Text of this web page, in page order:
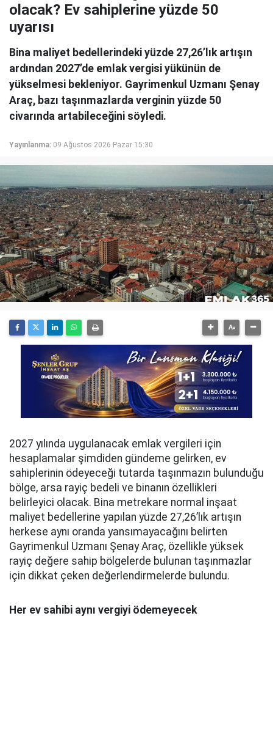
olacak? Ev sahiplerine yüzde 50
uyarısı
Bina maliyet bedellerindeki yüzde 27,26’lık artışın
ardından 2027’de emlak vergisi yükünün de
yükselmesi bekleniyor. Gayrimenkul Uzmanı Şenay
Araç, bazı taşınmazlarda verginin yüzde 50
civarında artabileceğini söyledi.
Yayınlanma: 09 Ağustos 2026 Pazar 15:30
2027 yılında uygulanacak emlak vergileri için
hesaplamalar şimdiden gündeme gelirken, ev
sahiplerinin ödeyeceği tutarda taşınmazın bulunduğu
bölge, arsa rayiç bedeli ve binanın özellikleri
belirleyici olacak. Bina metrekare normal inşaat
maliyet bedellerine yapılan yüzde 27,26’lık artışın
herkese aynı oranda yansımayacağını belirten
Gayrimenkul Uzmanı Şenay Araç, özellikle yüksek
rayiç değere sahip bölgelerde bulunan taşınmazlar
için dikkat çeken değerlendirmelerde bulundu.
Her ev sahibi aynı vergiyi ödemeyecek